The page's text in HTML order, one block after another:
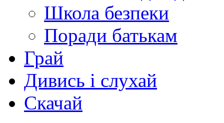
Школа безпеки
Поради батькам
Грай
Дивись і слухай
Скачай